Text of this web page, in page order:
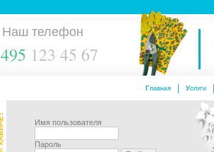
Наш телефон
495 123 45 67
Услуги
Главная
Имя пользователя
Пароль